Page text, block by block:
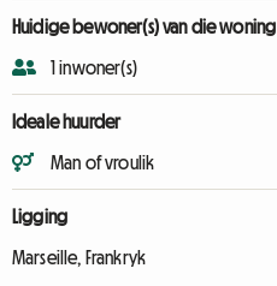
Huidige bewoner(s) van die woning
1 inwoner(s)
Ideale huurder
Man of vroulik
Ligging
Marseille, Frankryk